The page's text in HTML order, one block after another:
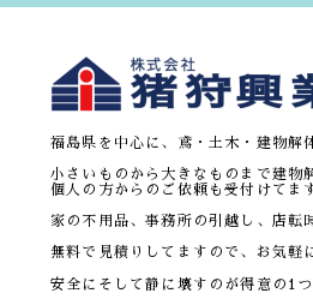
福島県を中心に、鳶・土木・建物解
小さいものから大きなものまで建物
個人の方からのご依頼も受付けてま
家の不用品、事務所の引越し、店転
無料で見積りしてますので、お気軽
安全にそして静に壊すのが得意の1